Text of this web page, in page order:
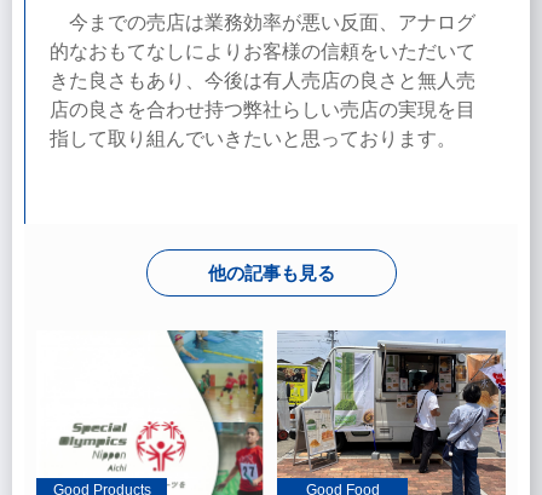
今までの売店は業務効率が悪い反面、アナログ
的なおもてなしによりお客様の信頼をいただいて
きた良さもあり、今後は有人売店の良さと無人売
店の良さを合わせ持つ弊社らしい売店の実現を目
指して取り組んでいきたいと思っております。
他の記事も見る
Good Products Good Food